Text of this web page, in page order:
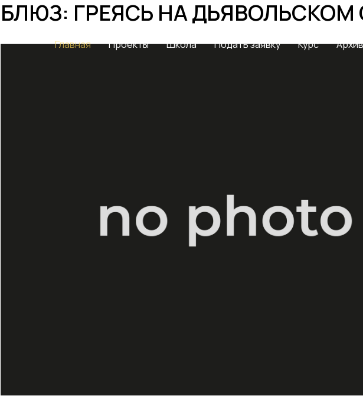
Главная Проекты Школа Подать заявку Курс Архив
БЛЮЗ: ГРЕЯСЬ НА ДЬЯВОЛЬСКОМ